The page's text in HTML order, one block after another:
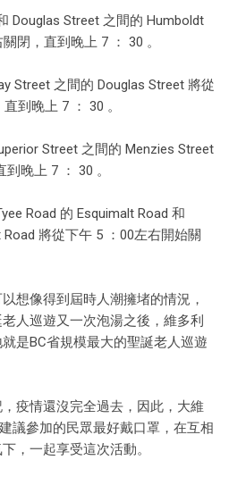
Douglas Street 之間的 Humboldt
閉，直到晚上 7 ： 30 。
Street 之間的 Douglas Street 將從
到晚上 7 ： 30 。
Street 之間的 Menzies Street
晚上 7 ： 30 。
Road 的 Esquimalt Road 和
將從下午 5 ：00左右開始關
想像得到屆時人潮擁堵的情況，
人巡遊又一次泡湯之後，維多利
是BC省規模最大的聖誕老人巡遊
疫情還沒完全過去，因此，大維
議參加的民眾最好戴口罩，在互相
，一起享受這次活動。